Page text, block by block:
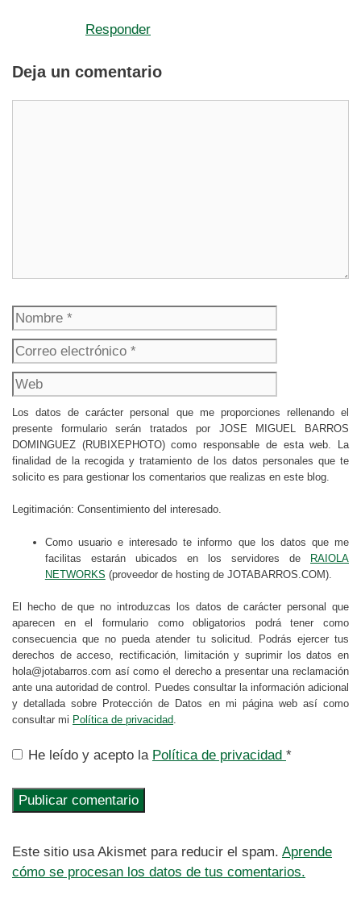
Responder
Deja un comentario
Nombre
electrónico
Los datos de carácter personal que me proporciones rellenando el
presente formulario serán tratados por JOSE MIGUEL BARROS
DOMINGUEZ (RUBIXEPHOTO) como responsable de esta web. La
finalidad de la recogida y tratamiento de los datos personales que te
solicito es para gestionar los comentarios que realizas en este blog.
Legitimación: Consentimiento del interesado.
Como usuario e interesado te informo que los datos que me
facilitas estarán ubicados en los servidores de RAIOLA
NETWORKS (proveedor de hosting de JOTABARROS.COM).
El hecho de que no introduzcas los datos de carácter personal que
aparecen en el formulario como obligatorios podrá tener como
consecuencia que no pueda atender tu solicitud. Podrás ejercer tus
derechos de acceso, rectificación, limitación y suprimir los datos en
hola@jotabarros.com así como el derecho a presentar una reclamación
ante una autoridad de control. Puedes consultar la información adicional
y detallada sobre Protección de Datos en mi página web así como
consultar mi Política de privacidad.
He leído y acepto la Política de privacidad *
Este sitio usa Akismet para reducir el spam. Aprende
cómo se procesan los datos de tus comentarios.